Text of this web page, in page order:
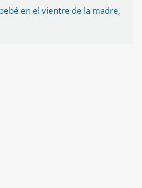
en el vientre de la madre,